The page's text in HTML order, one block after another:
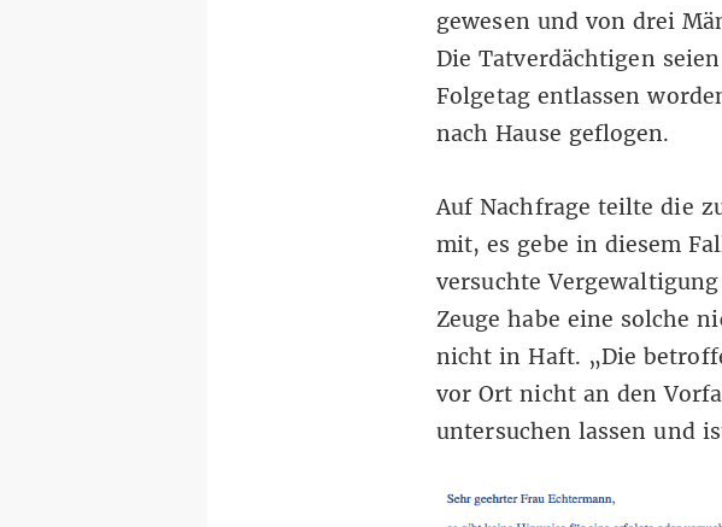
gewesen und von drei
Die Tatverdächtigen
Folgetag entlassen
nach Hause geflogen.
Auf Nachfrage teilte die
mit, es gebe in diesem
versuchte
Zeuge habe eine solche
nicht in Haft. „Die
vor Ort nicht an den
untersuchen lassen und